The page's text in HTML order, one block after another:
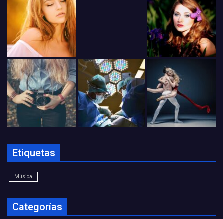
Etiquetas
Música
Categorías